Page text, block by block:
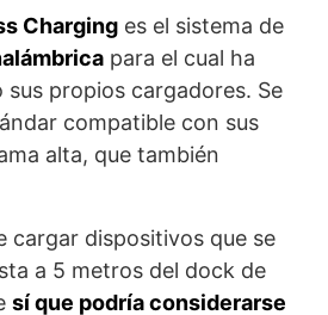
Charging es el sistema de
para el cual ha
sus propios cargadores. Se
compatible con sus
alta, que también
cargar dispositivos que se
a 5 metros del dock de
sí que podría considerarse